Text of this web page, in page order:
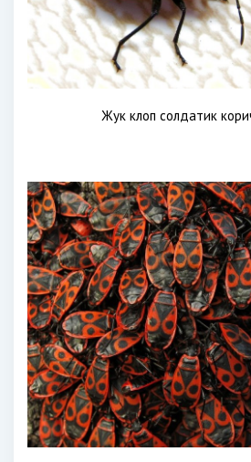
Жук клоп солдатик